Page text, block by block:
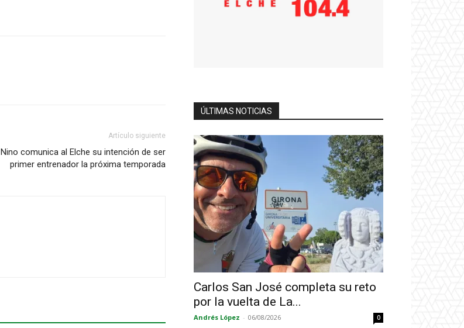
Artículo siguiente
Nino comunica al Elche su intención de ser
primer entrenador la próxima temporada
ÚLTIMAS NOTICIAS
Carlos San José completa su reto
por la vuelta de La...
Andrés López - 06/08/2026 0